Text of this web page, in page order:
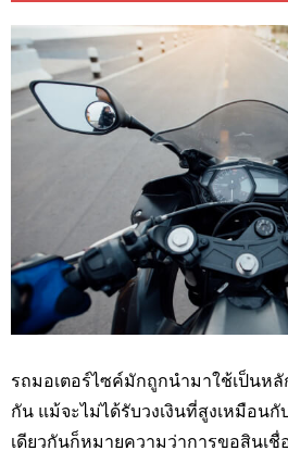
รถมอเตอร์ไซค์มักถูกนำมาใช้เป็นหลั
กัน แม้จะไม่ได้รับวงเงินที่สูงเหมือน
เดียวกันก็หมายความว่าการขอสินเชื่